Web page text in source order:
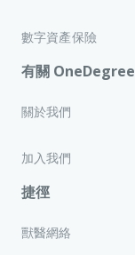
數字資產保險
有關 OneDegree
關於我們
加入我們
捷徑
獸醫網絡